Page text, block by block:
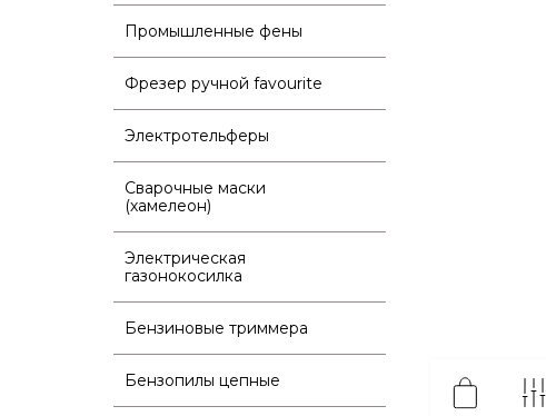
Промышленные фены
Фрезер ручной favourite
Электротельферы
Сварочные маски
(хамелеон)
Электрическая
газонокосилка
Бензиновые триммера
Бензопилы цепные